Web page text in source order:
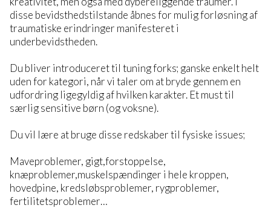
disse bevidsthedstilstande åbnes for mulig forløsning af
traumatiske erindringer manifesteret i
underbevidstheden.
Du bliver introduceret til tuning forks; ganske enkelt helt
uden for kategori, når vi taler om at bryde gennem en
udfordring ligegyldig af hvilken karakter. Et must til
særlig sensitive børn (og voksne).
Du vil lære at bruge disse redskaber til fysiske issues;
Maveproblemer, gigt,forstoppelse,
knæproblemer,muskelspændinger i hele kroppen,
hovedpine, kredsløbsproblemer, rygproblemer,
fertilitetsproblemer…